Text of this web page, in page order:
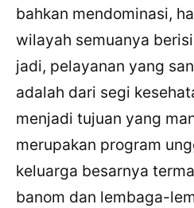
bahkan mendominasi,
wilayah semuanya
jadi, pelayanan yang
adalah dari segi
menjadi tujuan yang
merupakan program
keluarga besarnya
banom dan lembaga-